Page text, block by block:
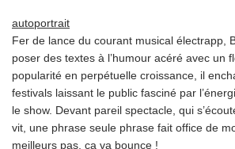
autoportrait
Fer de lance du courant musical électrapp,
poser des textes à l’humour acéré avec un
popularité en perpétuelle croissance, il
festivals laissant le public fasciné par
le show. Devant pareil spectacle, qui
vit, une phrase seule phrase fait office de
meilleurs pas, ça va bounce !